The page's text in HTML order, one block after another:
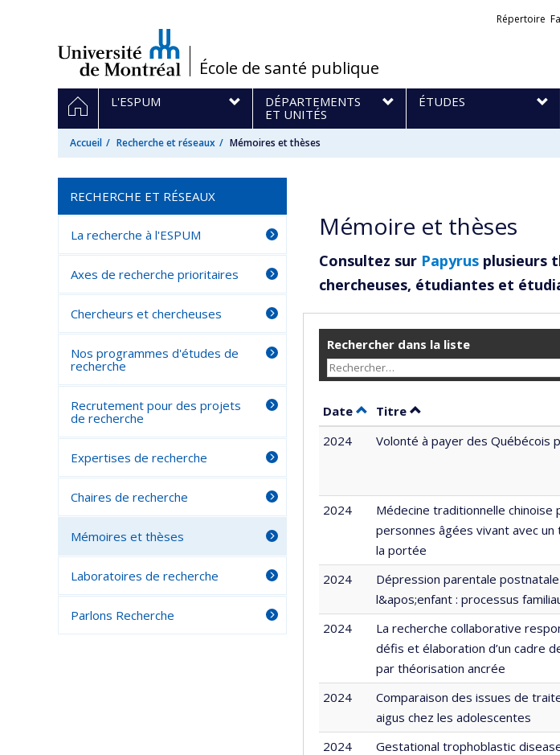
/École de santé publique
Liens
Répertoire
Navigation
principale
ACCUEIL
L'ESPUM
DÉPARTEMENTS
ET UNITÉS
ÉTUDES
Accueil Recherche et réseaux Mémoires et thèses
Mémoire et thèses
Consultez sur Papyrus plusieurs
chercheuses, étudiantes et
Rechercher dans la liste
Date Trier par date en ordre
Titre Trier par titre en ordre
2024
Volonté à payer des Québécois
2024
Médecine traditionnelle
personnes âgées vivant avec
la portée
2024
Dépression parentale
l&apos;enfant : processus
2024
La recherche collaborative
défis et élaboration d’un cadre
par théorisation ancrée
2024
Comparaison des issues de
aigus chez les adolescentes
2024
Gestational trophoblastic
RECHERCHE ET RÉSEAUX
La recherche à l'ESPUM
Axes de recherche prioritaires
Chercheurs et chercheuses
Nos programmes d'études de
recherche
Recrutement pour des projets
de recherche
Expertises de recherche
Chaires de recherche
Mémoires et thèses
Laboratoires de recherche
Parlons Recherche